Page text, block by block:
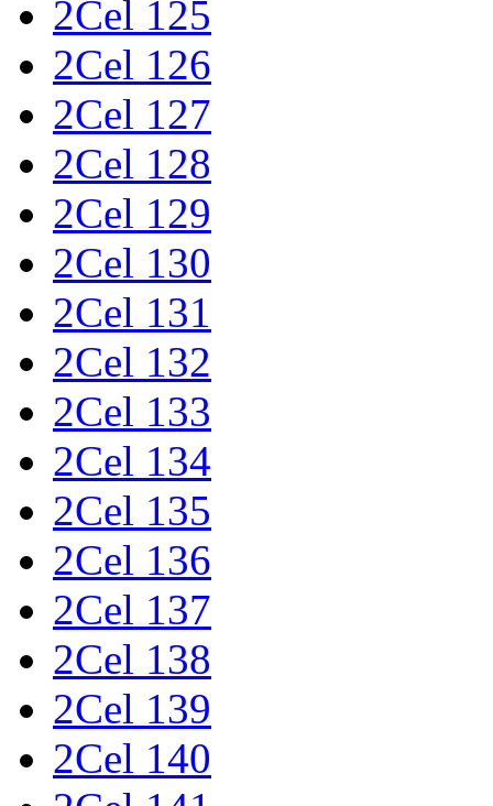
2Cel 125
2Cel 126
2Cel 127
2Cel 128
2Cel 129
2Cel 130
2Cel 131
2Cel 132
2Cel 133
2Cel 134
2Cel 135
2Cel 136
2Cel 137
2Cel 138
2Cel 139
2Cel 140